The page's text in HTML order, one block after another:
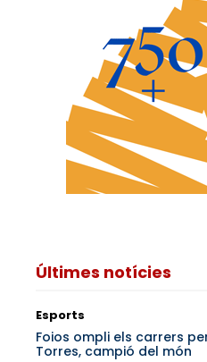
Últimes notícies
Esports
Foios ompli els carrers
Torres, campió del món